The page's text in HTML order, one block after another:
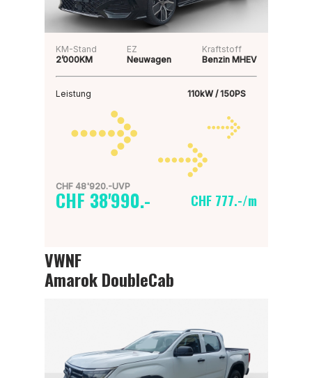
KM-Stand
2’000KM
EZ
Neuwagen
Kraftstoff
Benzin MHEV
Leistung 110kW / 150PS
CHF 48'920.-UVP
CHF 38'990.- CHF 777.-/m
VWNF
Amarok DoubleCab